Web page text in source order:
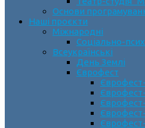
Основи
Наші проєкти
Міжнародні
Соціально-
Всеукраїнські
День Землі
Єврофест